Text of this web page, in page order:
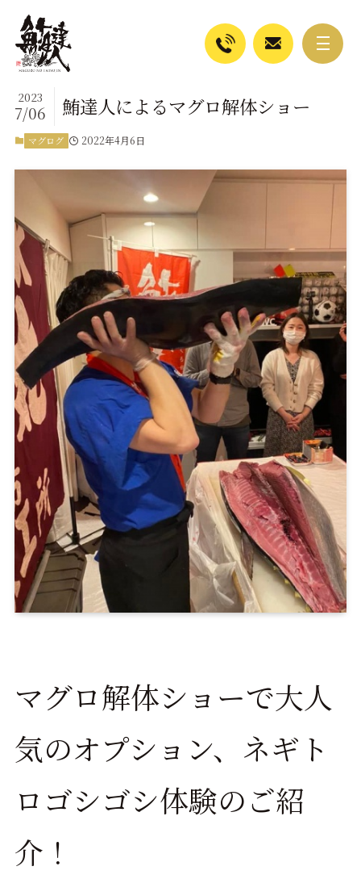
鮪達人によるマグロ解体ショー
2023
7/06
マグログ 2022年4月6日
マグロ解体ショーで大人
気のオプション、ネギト
ロゴシゴシ体験のご紹
介！